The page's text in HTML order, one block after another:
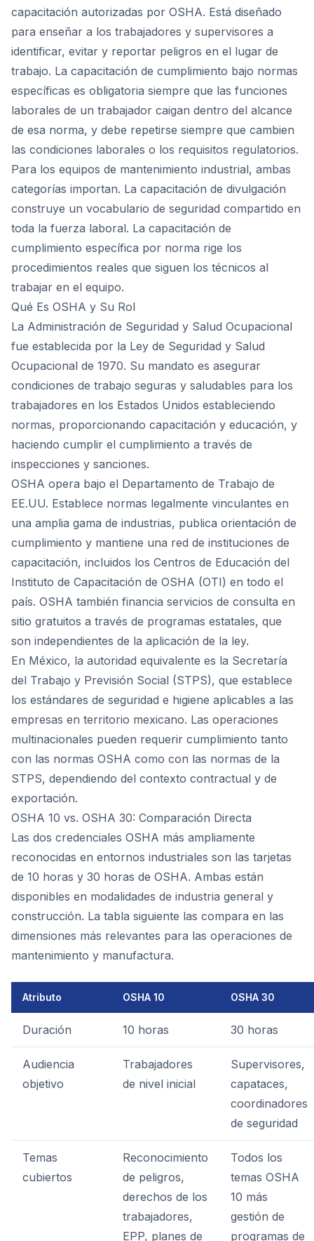
capacitación autorizadas por OSHA. Está diseñado
para enseñar a los trabajadores y supervisores a
identificar, evitar y reportar peligros en el lugar de
trabajo. La capacitación de cumplimiento bajo normas
específicas es obligatoria siempre que las funciones
laborales de un trabajador caigan dentro del alcance
de esa norma, y debe repetirse siempre que cambien
las condiciones laborales o los requisitos regulatorios.
Para los equipos de mantenimiento industrial, ambas
categorías importan. La capacitación de divulgación
construye un vocabulario de seguridad compartido en
toda la fuerza laboral. La capacitación de
cumplimiento específica por norma rige los
procedimientos reales que siguen los técnicos al
trabajar en el equipo.
Qué Es OSHA y Su Rol
La Administración de Seguridad y Salud Ocupacional
fue establecida por la Ley de Seguridad y Salud
Ocupacional de 1970. Su mandato es asegurar
condiciones de trabajo seguras y saludables para los
trabajadores en los Estados Unidos estableciendo
normas, proporcionando capacitación y educación, y
haciendo cumplir el cumplimiento a través de
inspecciones y sanciones.
OSHA opera bajo el Departamento de Trabajo de
EE.UU. Establece normas legalmente vinculantes en
una amplia gama de industrias, publica orientación de
cumplimiento y mantiene una red de instituciones de
capacitación, incluidos los Centros de Educación del
Instituto de Capacitación de OSHA (OTI) en todo el
país. OSHA también financia servicios de consulta en
sitio gratuitos a través de programas estatales, que
son independientes de la aplicación de la ley.
En México, la autoridad equivalente es la Secretaría
del Trabajo y Previsión Social (STPS), que establece
los estándares de seguridad e higiene aplicables a las
empresas en territorio mexicano. Las operaciones
multinacionales pueden requerir cumplimiento tanto
con las normas OSHA como con las normas de la
STPS, dependiendo del contexto contractual y de
exportación.
OSHA 10 vs. OSHA 30: Comparación Directa
Las dos credenciales OSHA más ampliamente
reconocidas en entornos industriales son las tarjetas
de 10 horas y 30 horas de OSHA. Ambas están
disponibles en modalidades de industria general y
construcción. La tabla siguiente las compara en las
dimensiones más relevantes para las operaciones de
mantenimiento y manufactura.
Atributo OSHA 10 OSHA 30
Duración 10 horas 30 horas
Audiencia
objetivo
Trabajadores
de nivel inicial
Supervisores,
capataces,
coordinadores
de seguridad
Temas
cubiertos
Reconocimiento
de peligros,
derechos de los
trabajadores,
EPP, planes de
Todos los
temas OSHA
10 más
gestión de
programas de